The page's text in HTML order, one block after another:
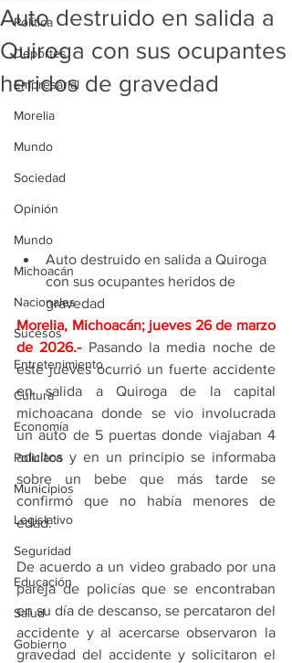
Política
Deportes
Empresarial
Morelia
Mundo
Sociedad
Opinión
Mundo
Michoacán
Nacionales
Sucesos
Entretenimiento
Cultura
Economía
Policíaca
Municipios
Legislativo
Seguridad
Educación
Salud
Gobierno
Auto destruido en salida a
Quiroga con sus ocupantes
heridos de gravedad
Auto destruido en salida a Quiroga
con sus ocupantes heridos de
gravedad
Morelia, Michoacán; jueves 26 de marzo
de 2026.- Pasando la media noche de
este jueves ocurrió un fuerte accidente
en salida a Quiroga de la capital
michoacana donde se vio involucrada
un auto de 5 puertas donde viajaban 4
adultos y en un principio se informaba
sobre un bebe que más tarde se
confirmó que no había menores de
edad.
De acuerdo a un video grabado por una
pareja de policías que se encontraban
en su día de descanso, se percataron del
accidente y al acercarse observaron la
gravedad del accidente y solicitaron el